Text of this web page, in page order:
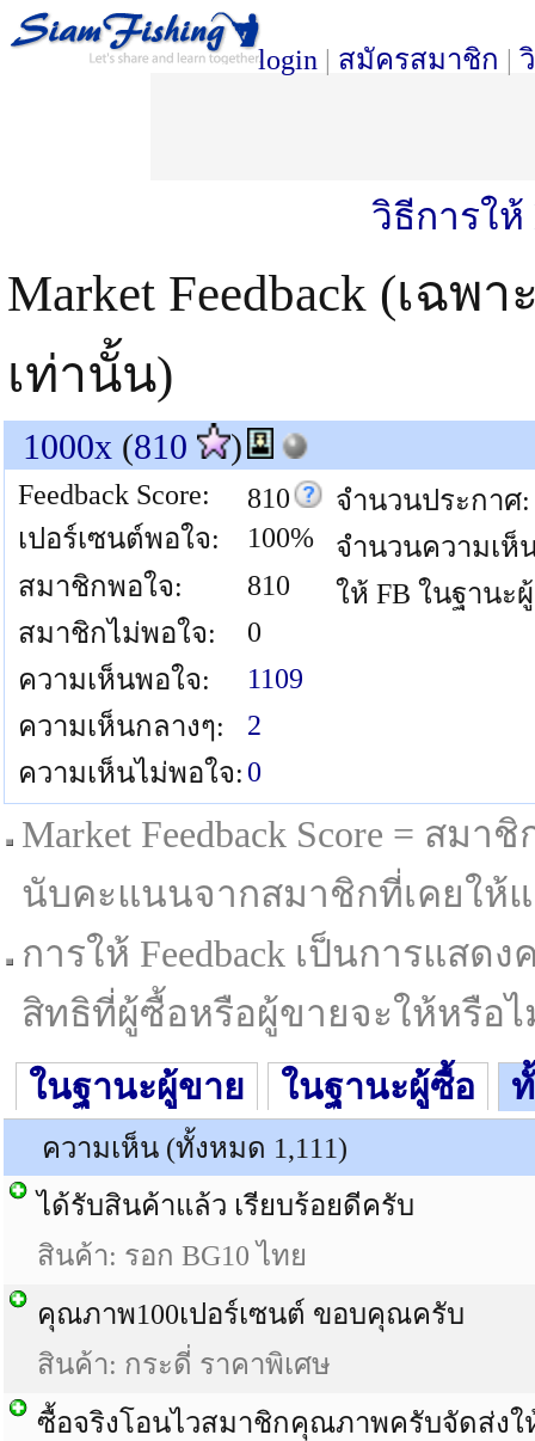
login | สมัครสมาชิก |
วิธีการให้
Market Feedback (เฉ
เท่านั้น)
1000x (810 )
Feedback Score:
810
เปอร์เซนต์พอใจ:
100%
สมาชิกพอใจ:
810
สมาชิกไม่พอใจ:
0
ความเห็นพอใจ:
1109
ความเห็นกลางๆ:
2
ความเห็นไม่พอใจ: 0
จำนวนประกาศ:
จำนวนความเห็
ให้ FB ในฐานะ
Market Feedback Score = สม
นับคะแนนจากสมาชิกที่เคยให้
การให้ Feedback เป็นการแส
สิทธิที่ผู้ซื้อหรือผู้ขายจะให้หรือไ
ในฐานะผู้ขาย ในฐานะผู้ซื้อ
ความเห็น (ทั้งหมด 1,111)
ได้รับสินค้าแล้ว เรียบร้อยดีครับ
สินค้า: รอก BG10 ไทย
คุณภาพ100เปอร์เซนต์ ขอบคุณครับ
สินค้า: กระดี่ ราคาพิเศษ
ซื้อจริงโอนไวสมาชิกคุณภาพครับจัดส่ง